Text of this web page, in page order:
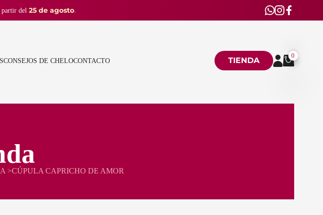
partir del 25 de agosto.
CONSEJOS DE CHELOCONTACTO TIENDA
0
>CÚPULA CAPRICHO DE AMOR